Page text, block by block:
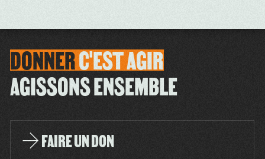
DONNERC'ESTAGIR
AGISSONS ENSEMBLE
FAIRE UN DON